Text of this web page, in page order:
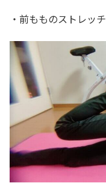
・前もものストレッチ